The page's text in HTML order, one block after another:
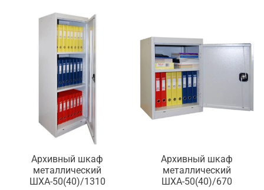
Архивный шкаф
металлический
ШХА-50(40)/1310
Архивный шкаф
металлический
ШХА-50(40)/670